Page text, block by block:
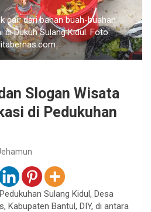
cair dari bahan buah-buahan
di Dukuh Sulang Kidul. Foto:
Slogan Wisata
di Pedukuhan
Sulang Kidul, Desa
Kabupaten Bantul, DIY, di antara